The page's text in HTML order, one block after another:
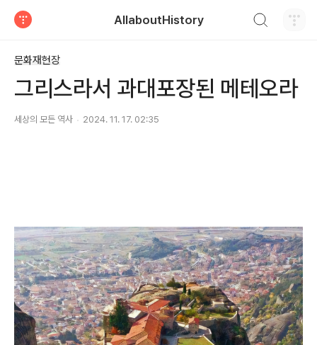
AllaboutHistory
문화재현장
그리스라서 과대포장된 메테오라
세상의 모든 역사 2024. 11. 17. 02:35